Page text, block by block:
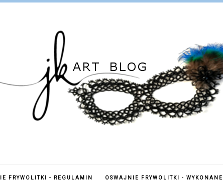
FRYWOLITKI - REGULAMIN OSWAJNIE FRYWOLITKI - WYKONANE